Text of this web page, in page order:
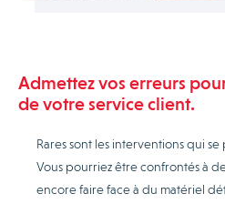
Admettez vos erreurs
de votre service client.
Rares sont les interventions qui se
Vous pourriez être confrontés à
encore faire face à du matériel